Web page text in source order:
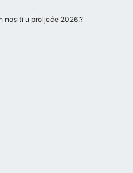
nositi u proljeće 2026.?